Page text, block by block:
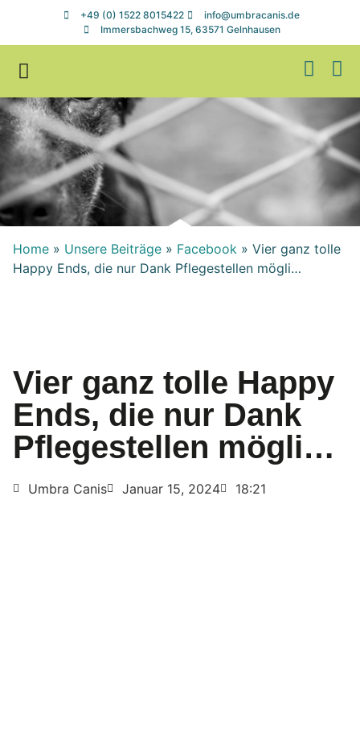
+49 (0) 1522 8015422
info@umbracanis.de
Immersbachweg 15, 63571 Gelnhausen
Home » Unsere Beiträge » Facebook » Vier ganz tolle
Happy Ends, die nur Dank Pflegestellen mögli…
Vier ganz tolle Happy
Ends, die nur Dank
Pflegestellen mögli…
Umbra Canis Januar 15, 2024 18:21